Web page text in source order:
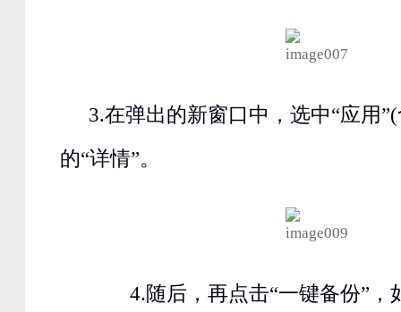
3.在弹出的新窗口中，选中“应用
的“详情”。
4.随后，再点击“一键备份”，